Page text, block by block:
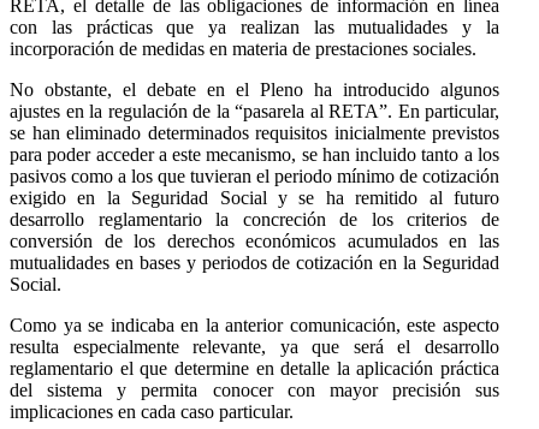
RETA, el detalle de las obligaciones de información en línea
con las prácticas que ya realizan las mutualidades y la
incorporación de medidas en materia de prestaciones sociales.
No obstante, el debate en el Pleno ha introducido algunos
ajustes en la regulación de la “pasarela al RETA”. En particular,
se han eliminado determinados requisitos inicialmente previstos
para poder acceder a este mecanismo, se han incluido tanto a los
pasivos como a los que tuvieran el periodo mínimo de cotización
exigido en la Seguridad Social y se ha remitido al futuro
desarrollo reglamentario la concreción de los criterios de
conversión de los derechos económicos acumulados en las
mutualidades en bases y periodos de cotización en la Seguridad
Social.
Como ya se indicaba en la anterior comunicación, este aspecto
resulta especialmente relevante, ya que será el desarrollo
reglamentario el que determine en detalle la aplicación práctica
del sistema y permita conocer con mayor precisión sus
implicaciones en cada caso particular.